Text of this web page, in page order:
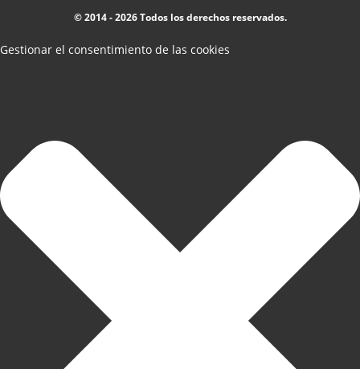
© 2014 - 2026 Todos los derechos reservados.
Gestionar el consentimiento de las cookies